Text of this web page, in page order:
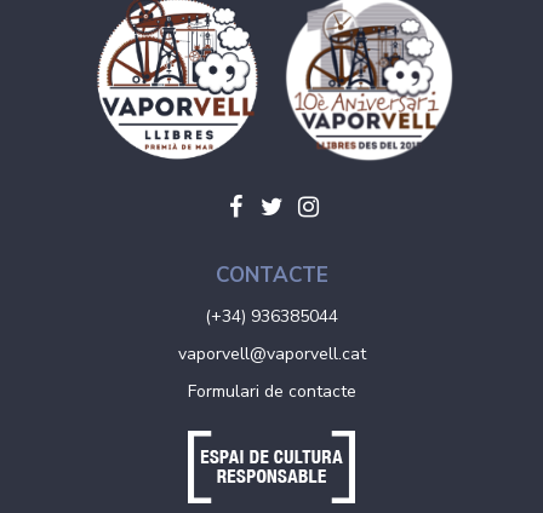
CONTACTE
(+34) 936385044
vaporvell@vaporvell.cat
Formulari de contacte